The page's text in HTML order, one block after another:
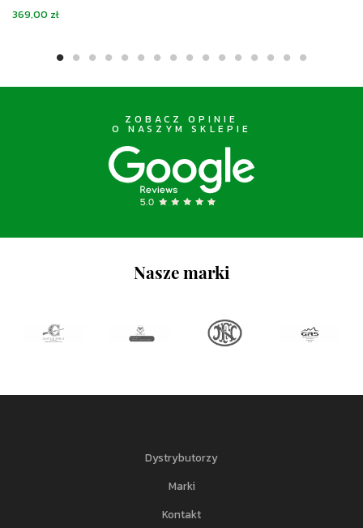
Cena
369,00 zł
ZOBACZ OPINIE
O NASZYM SKLEPIE
Nasze marki
Dystrybutorzy
Marki
Kontakt